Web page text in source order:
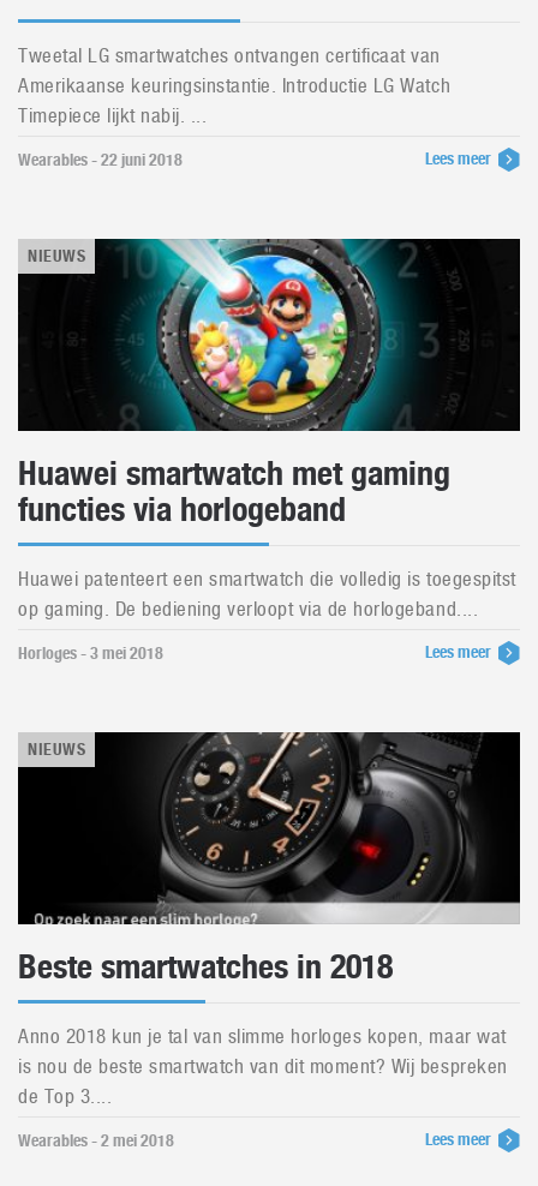
Tweetal LG smartwatches ontvangen certificaat van
Amerikaanse keuringsinstantie. Introductie LG Watch
Timepiece lijkt nabij. ...
Wearables - 22 juni 2018 Lees meer
NIEUWS
Huawei smartwatch met gaming
functies via horlogeband
Huawei patenteert een smartwatch die volledig is toegespitst
op gaming. De bediening verloopt via de horlogeband....
Horloges - 3 mei 2018 Lees meer
NIEUWS
Beste smartwatches in 2018
Anno 2018 kun je tal van slimme horloges kopen, maar wat
is nou de beste smartwatch van dit moment? Wij bespreken
de Top 3....
Wearables - 2 mei 2018 Lees meer